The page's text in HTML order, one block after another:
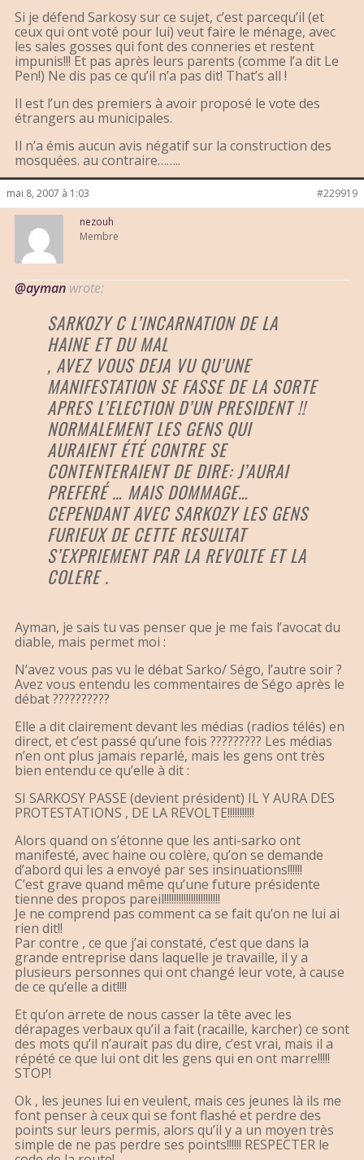
Si je défend Sarkosy sur ce sujet, c’est parcequ’il (et
ceux qui ont voté pour lui) veut faire le ménage, avec
les sales gosses qui font des conneries et restent
impunis!!! Et pas après leurs parents (comme l’a dit Le
Pen!) Ne dis pas ce qu’il n’a pas dit! That’s all !
Il est l’un des premiers à avoir proposé le vote des
étrangers au municipales.
Il n’a émis aucun avis négatif sur la construction des
mosquées. au contraire……..
mai 8, 2007 à 1:03 #229919
nezouh
Membre
@ayman wrote:
SARKOZY C L’INCARNATION DE LA
HAINE ET DU MAL
, AVEZ VOUS DEJA VU QU’UNE
MANIFESTATION SE FASSE DE LA SORTE
APRES L’ELECTION D’UN PRESIDENT !!
NORMALEMENT LES GENS QUI
AURAIENT ÉTÉ CONTRE SE
CONTENTERAIENT DE DIRE: J’AURAI
PREFERÉ … MAIS DOMMAGE…
CEPENDANT AVEC SARKOZY LES GENS
FURIEUX DE CETTE RESULTAT
S’EXPRIEMENT PAR LA REVOLTE ET LA
COLERE .
Ayman, je sais tu vas penser que je me fais l’avocat du
diable, mais permet moi :
N’avez vous pas vu le débat Sarko/ Ségo, l’autre soir ?
Avez vous entendu les commentaires de Ségo après le
débat ??????????
Elle a dit clairement devant les médias (radios télés) en
direct, et c’est passé qu’une fois ????????? Les médias
n’en ont plus jamais reparlé, mais les gens ont très
bien entendu ce qu’elle à dit :
SI SARKOSY PASSE (devient président) IL Y AURA DES
PROTESTATIONS , DE LA REVOLTE!!!!!!!!!!!
Alors quand on s’étonne que les anti-sarko ont
manifesté, avec haine ou colère, qu’on se demande
d’abord qui les a envoyé par ses insinuations!!!!!!
C’est grave quand même qu’une future présidente
tienne des propos pareil!!!!!!!!!!!!!!!!!!!!!!!
Je ne comprend pas comment ca se fait qu’on ne lui ai
rien dit!!
Par contre , ce que j’ai constaté, c’est que dans la
grande entreprise dans laquelle je travaille, il y a
plusieurs personnes qui ont changé leur vote, à cause
de ce qu’elle a dit!!!!
Et qu’on arrete de nous casser la tête avec les
dérapages verbaux qu’il a fait (racaille, karcher) ce sont
des mots qu’il n’aurait pas du dire, c’est vrai, mais il a
répété ce que lui ont dit les gens qui en ont marre!!!!!
STOP!
Ok , les jeunes lui en veulent, mais ces jeunes là ils me
font penser à ceux qui se font flashé et perdre des
points sur leurs permis, alors qu’il y a un moyen très
simple de ne pas perdre ses points!!!!!! RESPECTER le